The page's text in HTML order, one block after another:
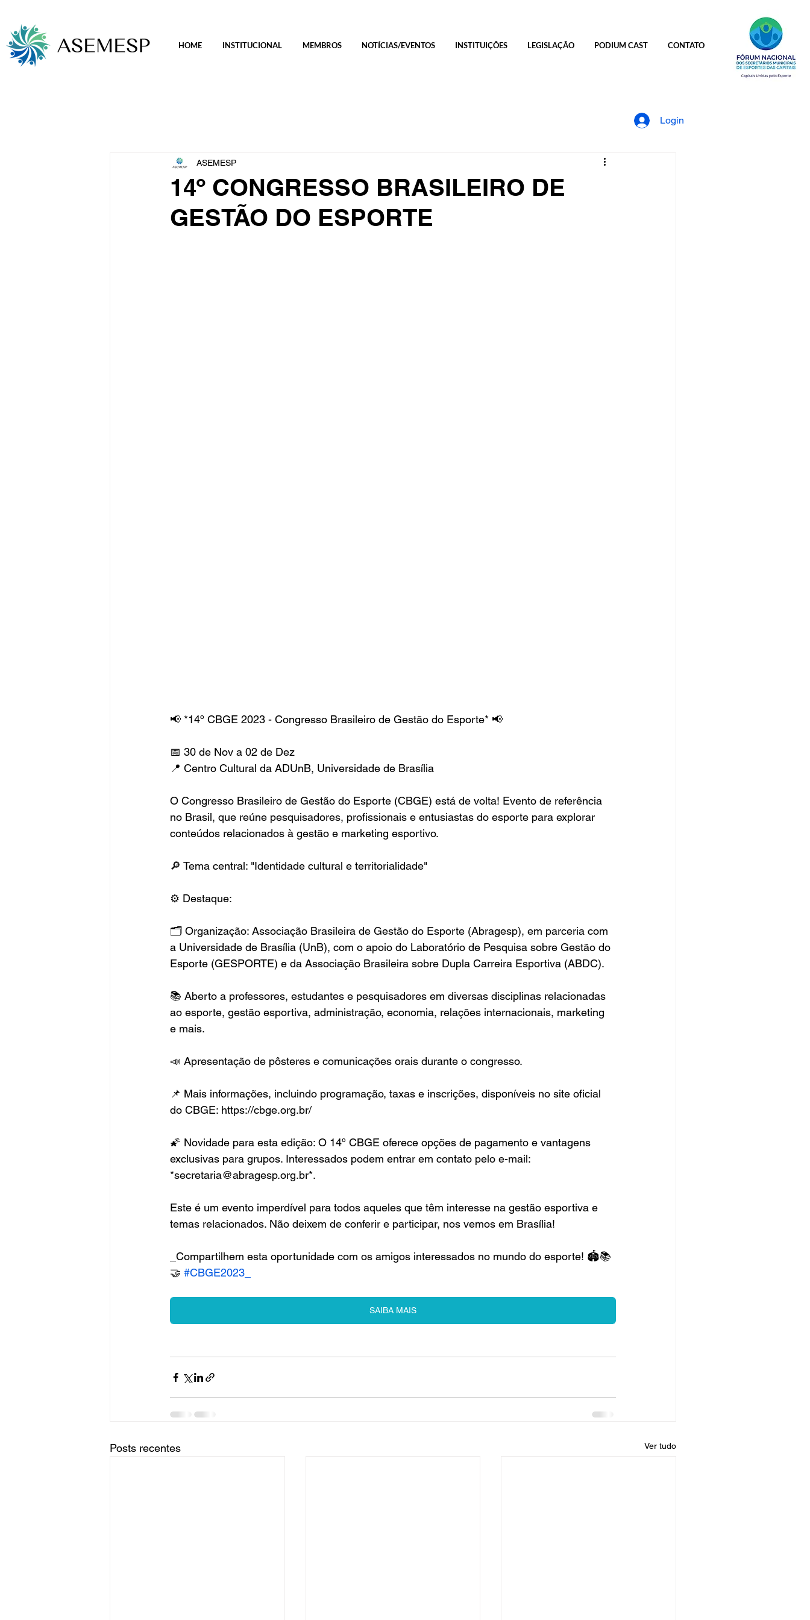
HOME INSTITUCIONAL MEMBROS NOTÍCIAS/EVENTOS INSTITUIÇÕES LEGISLAÇÃO PODIUM CAST CONTATO
Login
14º CONGRESSO BRASILEIRO DE
GESTÃO DO ESPORTE
ASEMESP
📢 *14º CBGE 2023 - Congresso Brasileiro de Gestão do Esporte* 📢
📅 30 de Nov a 02 de Dez
📍 Centro Cultural da ADUnB, Universidade de Brasília
O Congresso Brasileiro de Gestão do Esporte (CBGE) está de volta! Evento de referência
no Brasil, que reúne pesquisadores, profissionais e entusiastas do esporte para explorar
conteúdos relacionados à gestão e marketing esportivo.
🔎 Tema central: "Identidade cultural e territorialidade"
⚙️ Destaque:
🗂 Organização: Associação Brasileira de Gestão do Esporte (Abragesp), em parceria com
a Universidade de Brasília (UnB), com o apoio do Laboratório de Pesquisa sobre Gestão do
Esporte (GESPORTE) e da Associação Brasileira sobre Dupla Carreira Esportiva (ABDC).
📚 Aberto a professores, estudantes e pesquisadores em diversas disciplinas relacionadas
ao esporte, gestão esportiva, administração, economia, relações internacionais, marketing
e mais.
📣 Apresentação de pôsteres e comunicações orais durante o congresso.
📌 Mais informações, incluindo programação, taxas e inscrições, disponíveis no site oficial
do CBGE: https://cbge.org.br/
🌠 Novidade para esta edição: O 14º CBGE oferece opções de pagamento e vantagens
exclusivas para grupos. Interessados podem entrar em contato pelo e-mail:
*secretaria@abragesp.org.br*.
Este é um evento imperdível para todos aqueles que têm interesse na gestão esportiva e
temas relacionados. Não deixem de conferir e participar, nos vemos em Brasília!
_Compartilhem esta oportunidade com os amigos interessados no mundo do esporte! 🏟️📚
🤝 #CBGE2023_
SAIBA MAIS
Posts recentes Ver tudo